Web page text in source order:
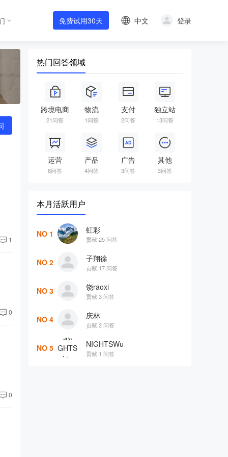
免费试用30天 中文 登录
1
0
0
热门回答领域
跨境电商
21问答
物流
1问答
支付
2问答
独立站
13问答
运营
8问答
产品
4问答
广告
3问答
其他
3问答
本月活跃用户
NO 1 虹彩
贡献 25 问答
NO 2 子翔徐
贡献 17 问答
NO 3 饶raoxi
贡献 3 问答
NO 4 庆林
贡献 2 问答
NO 5 NIGHTSWu
贡献 1 问答